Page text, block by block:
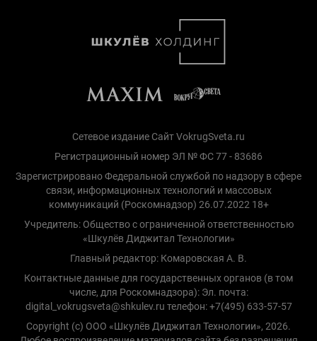
Сетевое издание Сайт VokrugSveta.ru
Регистрационный номер ЭЛ № ФС 77 - 83686
Зарегистрировано Федеральной службой по надзору в сфере
связи, информационных технологий и массовых
коммуникаций (Роскомнадзор) 26.07.2022 18+
Учредитель: Общество с ограниченной ответственностью
«Шкулёв Диджитал Технологии»
Главный редактор: Комаровская А. В.
Контактные данные для государственных органов (в том
числе, для Роскомнадзора): Эл. почта:
digital_vokrugsveta@shkulev.ru телефон: +7(495) 633-57-57
Copyright (с) ООО «Шкулёв Диджитал Технологии», 2026.